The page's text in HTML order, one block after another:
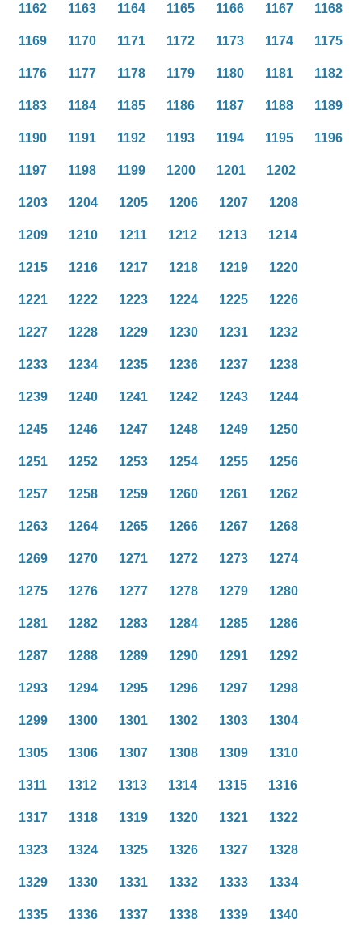
1162 1163 1164 1165 1166 1167 1168
1169 1170 1171 1172 1173 1174 1175
1176 1177 1178 1179 1180 1181 1182
1183 1184 1185 1186 1187 1188 1189
1190 1191 1192 1193 1194 1195 1196
1197 1198 1199 1200 1201 1202
1203 1204 1205 1206 1207 1208
1209 1210 1211 1212 1213 1214
1215 1216 1217 1218 1219 1220
1221 1222 1223 1224 1225 1226
1227 1228 1229 1230 1231 1232
1233 1234 1235 1236 1237 1238
1239 1240 1241 1242 1243 1244
1245 1246 1247 1248 1249 1250
1251 1252 1253 1254 1255 1256
1257 1258 1259 1260 1261 1262
1263 1264 1265 1266 1267 1268
1269 1270 1271 1272 1273 1274
1275 1276 1277 1278 1279 1280
1281 1282 1283 1284 1285 1286
1287 1288 1289 1290 1291 1292
1293 1294 1295 1296 1297 1298
1299 1300 1301 1302 1303 1304
1305 1306 1307 1308 1309 1310
1311 1312 1313 1314 1315 1316
1317 1318 1319 1320 1321 1322
1323 1324 1325 1326 1327 1328
1329 1330 1331 1332 1333 1334
1335 1336 1337 1338 1339 1340